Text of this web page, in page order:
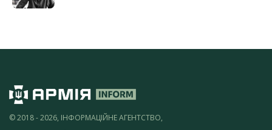
© 2018 - 2026, ІНФОРМАЦІЙНЕ АГЕНТСТВО,